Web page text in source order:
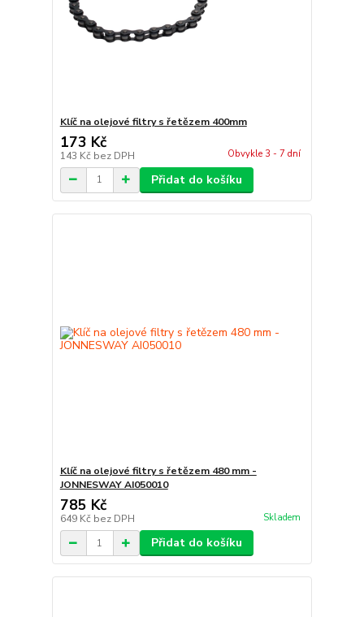
Klíč na olejové filtry s řetězem 400mm
173 Kč
143 Kč bez DPH Obvykle 3 - 7 dní
Přidat do košíku
Klíč na olejové filtry s řetězem 480 mm -
JONNESWAY AI050010
785 Kč
649 Kč bez DPH Skladem
Přidat do košíku